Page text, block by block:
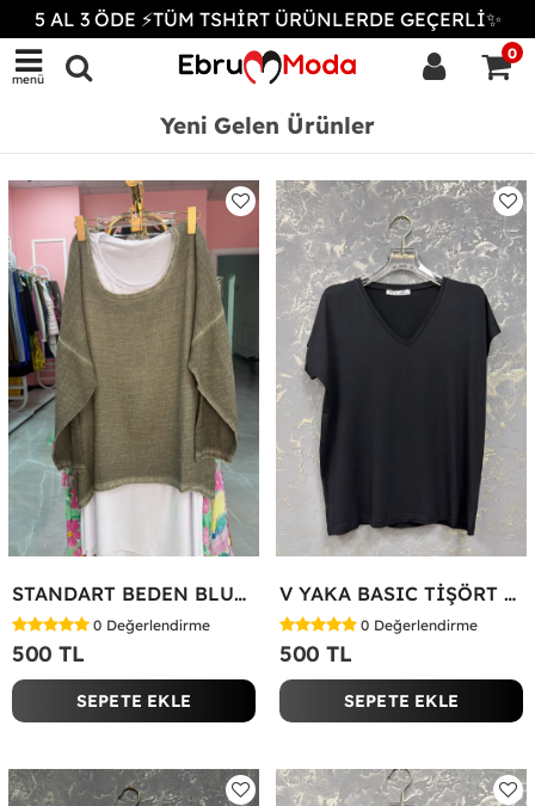
5 AL 3 ÖDE ⚡TÜM TSHİRT ÜRÜNLERDE GEÇERLİ✨
menü
0
Yeni Gelen Ürünler
STANDART BEDEN BLUZ Yeşil
0 Değerlendirme
500 TL
SEPETE EKLE
V YAKA BASIC TİŞÖRT Siyah
0 Değerlendirme
500 TL
SEPETE EKLE